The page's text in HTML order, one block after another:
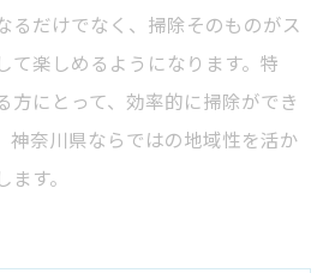
るだけでなく、掃除そのものがス
て楽しめるようになります。特
方にとって、効率的に掃除ができ
神奈川県ならではの地域性を活か
す。